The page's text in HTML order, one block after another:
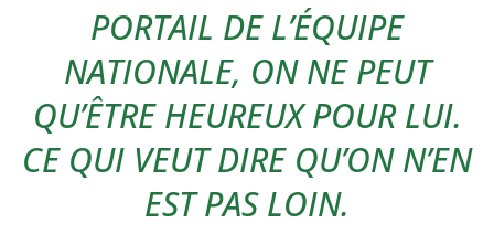
PORTAIL DE L’ÉQUIPE
NATIONALE, ON NE PEUT
QU’ÊTRE HEUREUX POUR LUI.
CE QUI VEUT DIRE QU’ON N’EN
EST PAS LOIN.